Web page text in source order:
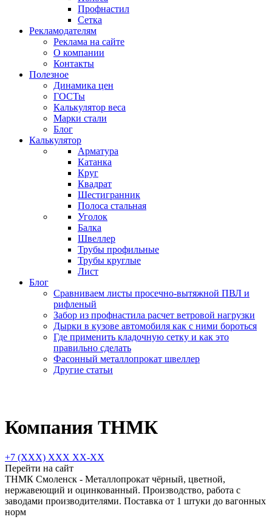
Профнастил
Сетка
Рекламодателям
Реклама на сайте
О компании
Контакты
Полезное
Динамика цен
ГОСТы
Калькулятор веса
Марки стали
Блог
Калькулятор
Арматура
Катанка
Круг
Квадрат
Шестигранник
Полоса стальная
Уголок
Балка
Швеллер
Трубы профильные
Трубы круглые
Лист
Блог
Сравниваем листы просечно-вытяжной ПВЛ и
рифленый
Забор из профнастила расчет ветровой нагрузки
Дырки в кузове автомобиля как с ними бороться
Где применить кладочную сетку и как это
правильно сделать
Фасонный металлопрокат швеллер
Другие статьи
Компания ТНМК
+7 (XXX) ХХХ ХХ-ХХ
Перейти на сайт
ТНМК Смоленск - Металлопрокат чёрный, цветной,
нержавеющий и оцинкованный. Производство, работа с
заводами производителями. Поставка от 1 штуки до вагонных
норм